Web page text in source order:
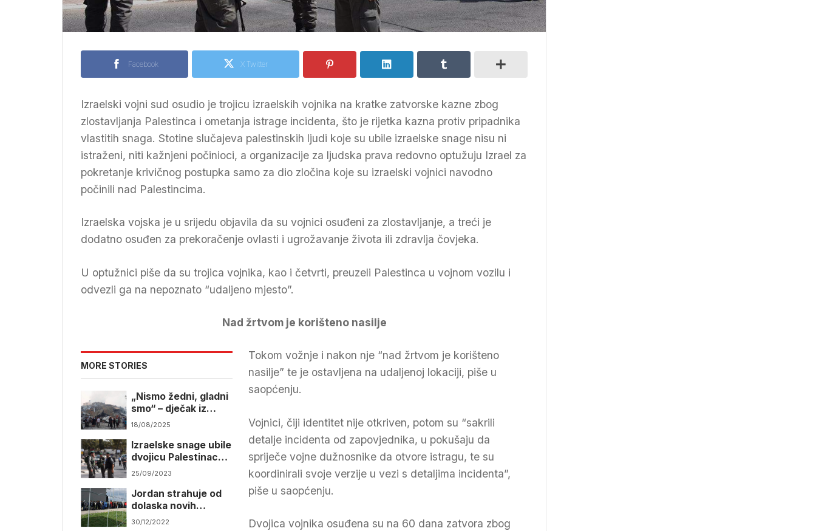
Facebook X Twitter
Izraelski vojni sud osudio je trojicu izraelskih vojnika na kratke zatvorske kazne zbog
zlostavljanja Palestinca i ometanja istrage incidenta, što je rijetka kazna protiv pripadnika
vlastitih snaga. Stotine slučajeva palestinskih ljudi koje su ubile izraelske snage nisu ni
istraženi, niti kažnjeni počinioci, a organizacije za ljudska prava redovno optužuju Izrael za
pokretanje krivičnog postupka samo za dio zločina koje su izraelski vojnici navodno
počinili nad Palestincima.
Izraelska vojska je u srijedu objavila da su vojnici osuđeni za zlostavljanje, a treći je
dodatno osuđen za prekoračenje ovlasti i ugrožavanje života ili zdravlja čovjeka.
U optužnici piše da su trojica vojnika, kao i četvrti, preuzeli Palestinca u vojnom vozilu i
odvezli ga na nepoznato “udaljeno mjesto”.
Nad žrtvom je korišteno nasilje
MORE STORIES
„Nismo žedni, gladni
smo“ – dječak iz
Gaze prozvao svijet
18/08/2025
Izraelske snage ubile
dvojicu Palestinaca
tokom racije na
25/09/2023
Jordan strahuje od
dolaska novih
palestinskih
30/12/2022
Tokom vožnje i nakon nje “nad žrtvom je korišteno
nasilje” te je ostavljena na udaljenoj lokaciji, piše u
saopćenju.
Vojnici, čiji identitet nije otkriven, potom su “sakrili
detalje incidenta od zapovjednika, u pokušaju da
spriječe vojne dužnosnike da otvore istragu, te su
koordinirali svoje verzije u vezi s detaljima incidenta”,
piše u saopćenju.
Dvojica vojnika osuđena su na 60 dana zatvora zbog